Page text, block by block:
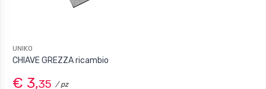
UNIKO
CHIAVE GREZZA ricambio
€ 3,35 / pz